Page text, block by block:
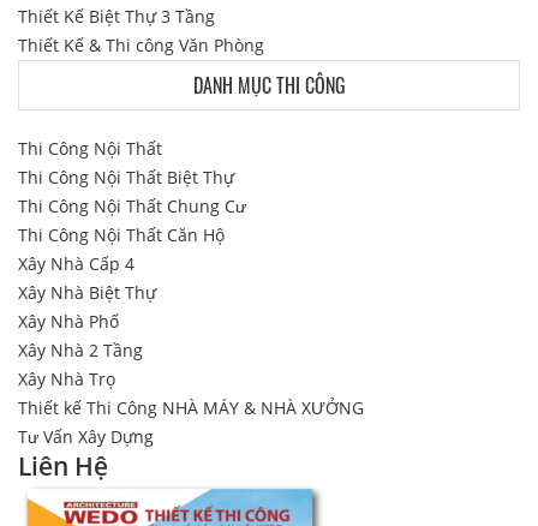
Thiết Kế Biệt Thự 3 Tầng
Thiết Kế & Thi công Văn Phòng
DANH MỤC THI CÔNG
Thi Công Nội Thất
Thi Công Nội Thất Biệt Thự
Thi Công Nội Thất Chung Cư
Thi Công Nội Thất Căn Hộ
Xây Nhà Cấp 4
Xây Nhà Biệt Thự
Xây Nhà Phố
Xây Nhà 2 Tầng
Xây Nhà Trọ
Thiết kế Thi Công NHÀ MÁY & NHÀ XƯỞNG
Tư Vấn Xây Dựng
Liên Hệ